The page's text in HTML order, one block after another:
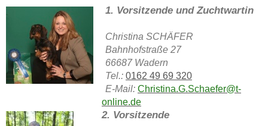
1. Vorsitzende und Zuchtwartin
Christina SCHÄFER
Bahnhofstraße 27
66687 Wadern
Tel.: 0162 49 69 320
E-Mail: Christina.G.Schaefer@t-
online.de
2. Vorsitzende